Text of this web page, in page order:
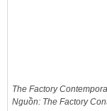
The Factory
Nguồn: The Factory